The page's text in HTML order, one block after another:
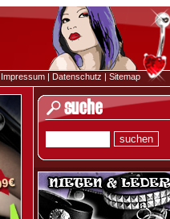
Impressum | Datenschutz | Sitemap